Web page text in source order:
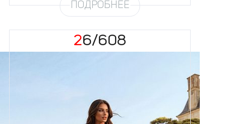
ПОДРОБНЕЕ
26/608